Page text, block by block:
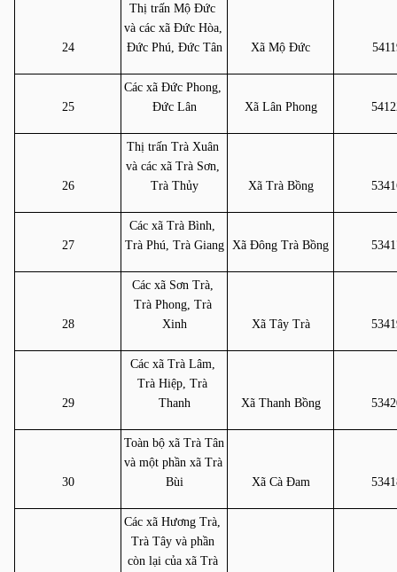
24
Thị trấn Mộ Đức
và các xã Đức Hòa,
Đức Phú, Đức Tân
Xã Mộ Đức
25
Các xã Đức Phong,
Đức Lân
Xã Lân Phong
26
Thị trấn Trà Xuân
và các xã Trà Sơn,
Trà Thủy
Xã Trà Bồng
27
Các xã Trà Bình,
Trà Phú, Trà Giang
Xã Đông Trà Bồng
28
Các xã Sơn Trà,
Trà Phong, Trà
Xinh
Xã Tây Trà
29
Các xã Trà Lâm,
Trà Hiệp, Trà
Thanh
Xã Thanh Bồng
30
Toàn bộ xã Trà Tân
và một phần xã Trà
Bùi
Xã Cà Đam
Các xã Hương Trà,
Trà Tây và phần
còn lại của xã Trà